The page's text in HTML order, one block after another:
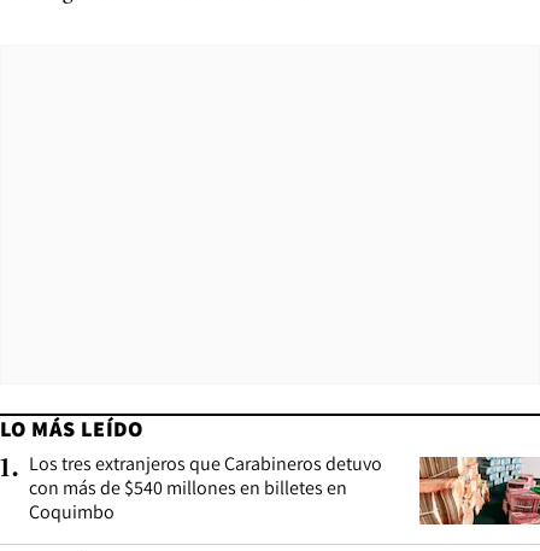
LO MÁS LEÍDO
1. Los tres extranjeros que Carabineros detuvo
con más de $540 millones en billetes en
Coquimbo